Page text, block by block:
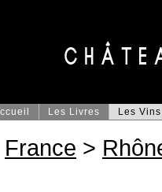
Les Livres Les Vins
France >